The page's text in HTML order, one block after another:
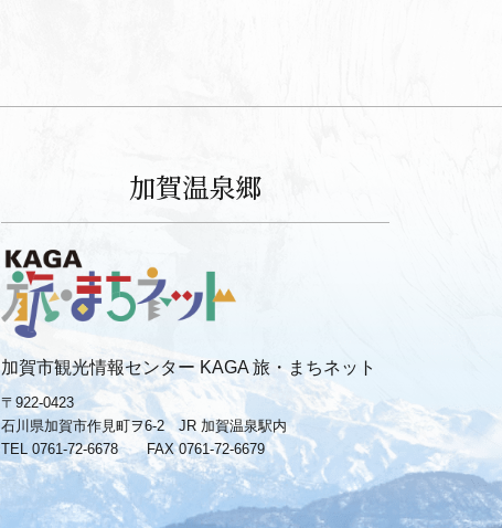
加賀温泉郷
加賀市観光情報センター KAGA 旅・まちネット
〒922-0423
石川県加賀市作見町ヲ6-2 JR 加賀温泉駅内
TEL 0761-72-6678
FAX 0761-72-6679